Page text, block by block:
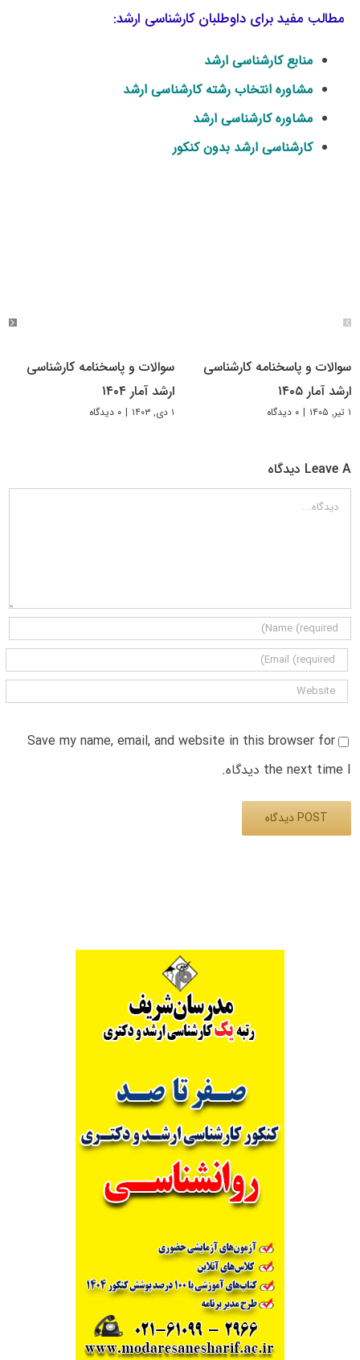
مطالب مفید برای داوطلبان کارشناسی ارشد:
منابع کارشناسی ارشد
مشاوره انتخاب رشته کارشناسی ارشد
مشاوره کارشناسی ارشد
کارشناسی ارشد بدون کنکور
سوالات و پاسخنامه کارشناسی
ارشد آمار ۱۴۰۵
۱ تیر, ۱۴۰۵ | ۰ دیدگاه
سوالات و پاسخنامه کارشناسی
ارشد آمار ۱۴۰۴
۱ دی, ۱۴۰۳ | ۰ دیدگاه
Leave A دیدگاه
دیدگاه
Save my name, email, and website in this browser for
the next time I دیدگاه.